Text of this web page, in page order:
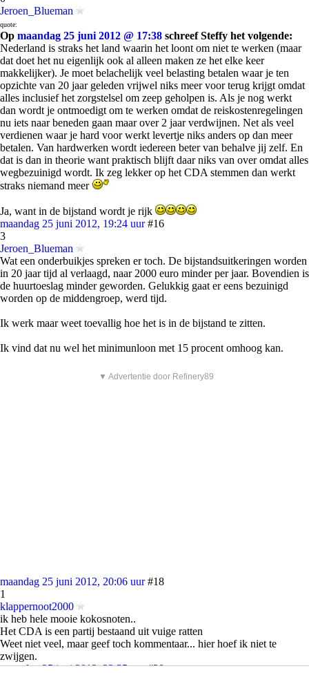
Jeroen_Blueman
quote:
Op maandag 25 juni 2012 @ 17:38 schreef Steffy het volgende:
Nederland is straks het land waarin het loont om niet te werken (maar
dat doet het nu eigenlijk ook al alleen maken ze het elke keer
makkelijker). Je moet belachelijk veel belasting betalen waar je ten
opzichte van 20 jaar geleden vrijwel niks meer voor terug krijgt omdat
alles inclusief het zorgstelsel om zeep geholpen is. Als je nog werkt
dan wordt je ontmoedigt om te werken omdat de reiskostenregelingen
nu iets naar beneden gaan maar over 2 jaar verdwijnen. Net als veel
verdienen waar je hard voor werkt levertje niks anders op dan meer
betalen. Van hardwerken wordt iedereen beter van behalve jij zelf. En
dat is dan in theorie want praktisch blijft daar niks van over omdat alles
wegbezuinigd wordt. Ik zeg lekker op het CDA stemmen dan werkt
straks niemand meer
Ja, want in de bijstand wordt je rijk
maandag 25 juni 2012, 19:24 uur #16
3
Jeroen_Blueman
Wat een onderbuikjes spreken er toch. De bijstandsuitkeringen worden
in 20 jaar tijd al verlaagd, naar 2000 euro minder per jaar. Bovendien is
de huurtoeslag minder geworden. Gelukkig gaat er eens bezuinigd
worden op de middengroep, werd tijd.
Ik werk maar weet toevallig hoe het is in de bijstand te zitten.
Ik vind dat nu wel het minimunloon met 15 procent omhoog kan.
▼ Advertentie door Refinery89
maandag 25 juni 2012, 20:06 uur #18
1
klappernoot2000
ik heb hele mooie kokosnoten..
Het CDA is een partij bestaand uit vuige ratten
Weet niet veel, maar geef toch kommentaar... hier hoef ik niet te
zwijgen.
maandag 25 juni 2012, 23:35 uur #20